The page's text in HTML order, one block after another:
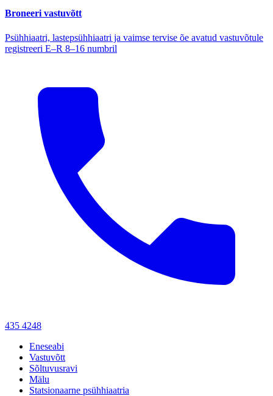
Broneeri vastuvõtt
Psühhiaatri, lastepsühhiaatri ja vaimse tervise õe avatud vastuvõtule
registreeri E–R 8–16 numbril
435 4248
Eneseabi
Vastuvõtt
Sõltuvusravi
Mälu
Statsionaarne psühhiaatria